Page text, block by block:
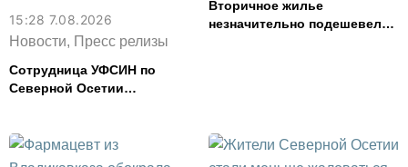
15:28 7.08.2026
Новости, Пресс релизы
Сотрудница УФСИН по
Северной Осетии
смыслов»
Вторичное жилье
незначительно подешевело